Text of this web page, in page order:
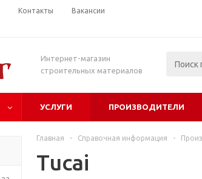
Контакты Вакансии
Интернет-магазин
строительных материалов
УСЛУГИ ПРОИЗВОДИТЕЛИ
Главная - Справочная информация -
Tucai